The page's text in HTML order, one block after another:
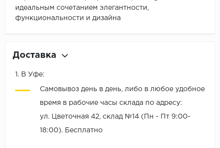
идеальным сочетанием элегантности,
функциональности и дизайна
Доставка
1. В Уфе:
Самовывоз день в день, либо в любое удобное
время в рабочие часы склада по адресу:
ул. Цветочная 42, склад №14 (Пн - Пт 9:00-
18:00). Бесплатно